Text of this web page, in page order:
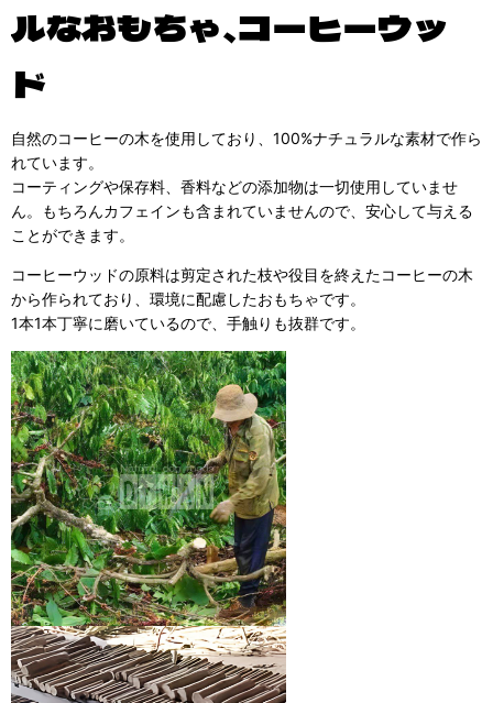
ルなおもちゃ、コーヒーウッ
ド
自然のコーヒーの木を使用しており、100%ナチュラルな素材で作ら
れています。
コーティングや保存料、香料などの添加物は一切使用していませ
ん。もちろんカフェインも含まれていませんので、安心して与える
ことができます。
コーヒーウッドの原料は剪定された枝や役目を終えたコーヒーの木
から作られており、環境に配慮したおもちゃです。
1本1本丁寧に磨いているので、手触りも抜群です。